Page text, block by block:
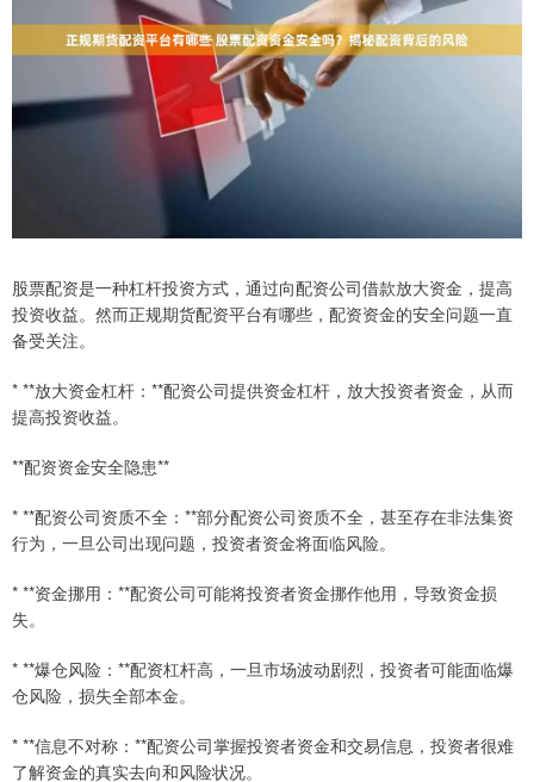
股票配资是一种杠杆投资方式，通过向配资公司借款放大资金，提高
投资收益。然而正规期货配资平台有哪些，配资资金的安全问题一直
备受关注。
* **放大资金杠杆：**配资公司提供资金杠杆，放大投资者资金，从而
提高投资收益。
**配资资金安全隐患**
* **配资公司资质不全：**部分配资公司资质不全，甚至存在非法集资
行为，一旦公司出现问题，投资者资金将面临风险。
* **资金挪用：**配资公司可能将投资者资金挪作他用，导致资金损
失。
* **爆仓风险：**配资杠杆高，一旦市场波动剧烈，投资者可能面临爆
仓风险，损失全部本金。
* **信息不对称：**配资公司掌握投资者资金和交易信息，投资者很难
了解资金的真实去向和风险状况。